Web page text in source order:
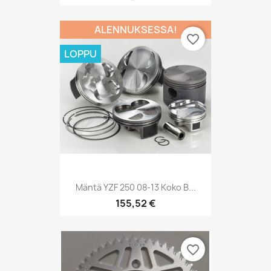
Mäntä YZF 250 08-13 Koko B...
155,52 €
ALENNUKSESSA!
LOPPU
favorite_border
favorite_border